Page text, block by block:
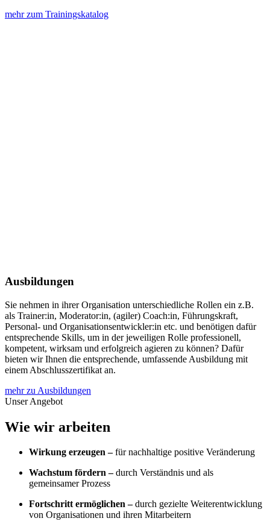
mehr zum Trainingskatalog
Ausbildungen
Sie nehmen in ihrer Organisation unterschiedliche Rollen ein z.B.
als Trainer:in, Moderator:in, (agiler) Coach:in, Führungskraft,
Personal- und Organisationsentwickler:in etc. und benötigen dafür
entsprechende Skills, um in der jeweiligen Rolle professionell,
kompetent, wirksam und erfolgreich agieren zu können? Dafür
bieten wir Ihnen die entsprechende, umfassende Ausbildung mit
einem Abschlusszertifikat an.
mehr zu Ausbildungen
Unser Angebot
Wie wir arbeiten
Wirkung erzeugen –für nachhaltige positive Veränderung
Wachstum fördern –durch Verständnis und als
gemeinsamer Prozess
Fortschritt ermöglichen –durch gezielte Weiterentwicklung
von Organisationen und ihren Mitarbeitern